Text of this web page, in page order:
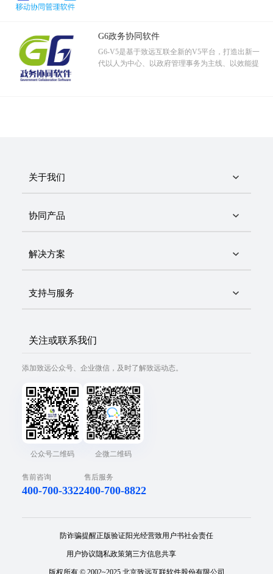
项目管理
言几又正处在快速发展时期，每年都会同时进行多个开店项目，为满足公司把控
项目进度、预算费用等需求，致远实施团队与言几又内部实施顾问共同搭建了一
固定资产管理
为满足对各分公司、门店固定资产、低值耐用品管理的需要，以节约成本、满足
G6政务协同软件
G6-V5是基于致远互联全新的V5平台，打造出新一
代以人为中心、以政府管理事务为主线、以效能提
关于我们
协同产品
解决方案
支持与服务
关注或联系我们
添加致远公众号、企业微信，及时了解致远动态。
公众号二维码 企微二维码
售前咨询
400-700-3322
售后服务
400-700-8822
防诈骗提醒正版验证阳光经营致用户书社会责任
用户协议隐私政策第三方信息共享
版权所有 © 2002~2025 北京致远互联软件股份有限公司